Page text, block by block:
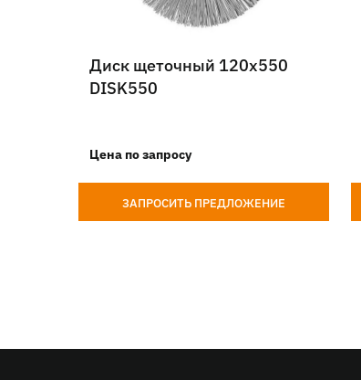
Диск щеточный 120х550
DISK550
Цена по запросу
ЗАПРОСИТЬ ПРЕДЛОЖЕНИЕ